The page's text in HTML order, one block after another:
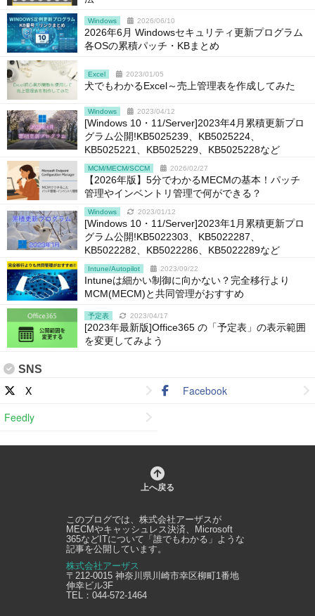
Windows 2026/06/10
2026年6月 Windowsセキュリティ更新プログラム
各OSの累積パッチ・KBまとめ
Excel 2023/01/05
犬でもわかるExcel～売上管理表を作成してみた
Windows 2023/04/12
[Windows 10・11/Server]2023年4月累積更新プロ
グラム公開!KB5025239、KB5025224、
KB5025221、KB5025229、KB5025228など
MCM/MECM/SCCM 2026/02/27
【2026年版】5分でわかるMECMの基本！パッチ
管理やインベントリ管理で何ができる？
Windows 2023/01/12
[Windows 10・11/Server]2023年1月累積更新プロ
グラム公開!KB5022303、KB5022287、
KB5022282、KB5022286、KB5022289など
Intune/Autopilot 2023/09/22
Intuneは細かい制御に向かない？完全移行より
MCM(MECM)と共同管理がおすすめ
予定表 2023/04/17
[2023年最新版]Office365 の「予定表」の表示範囲
を変更してみよう
SNS
X
Facebook
Feedly
上へ戻る
このブログでは、 株式会社アーザス が
MECMやキャッシュレス決済、Microsoft
365などITについて「誰でもわかる」ような
記事を公開しています。
株式会社アーザス
〒212-0015 神奈川県 川崎市幸区柳町1番地
伸幸ビル3F
TEL： 044-572-1464